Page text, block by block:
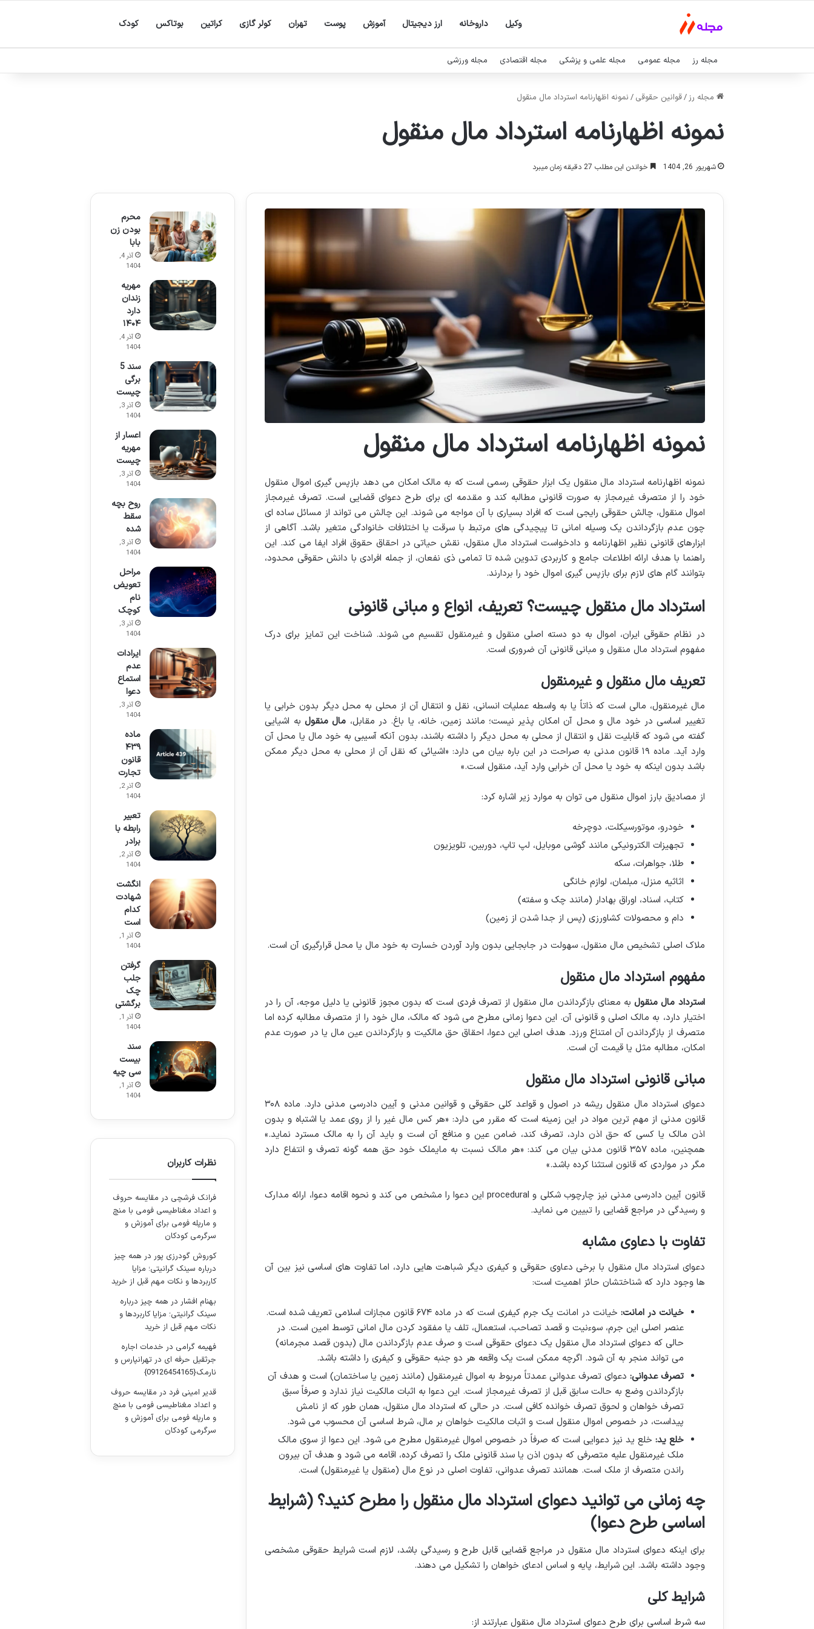
وکیل داروخانه ارز دیجیتال آموزش پوست تهران کولر گازی کراتین بوتاکس کودک
مجله رز مجله عمومی مجله علمی و پزشکی مجله اقتصادی مجله ورزشی
مجله رز/قوانین حقوقی / نمونه اظهارنامه استرداد مال منقول
نمونه اظهارنامه استرداد مال منقول
شهریور 26, 1404 خواندن این مطلب 27 دقیقه زمان میبرد
نمونه اظهارنامه استرداد مال منقول
نمونه اظهارنامه استرداد مال منقول یک ابزار حقوقی رسمی است که به مالک امکان می دهد بازپس گیری اموال منقول
خود را از متصرف غیرمجاز به صورت قانونی مطالبه کند و مقدمه ای برای طرح دعوای قضایی است. تصرف غیرمجاز
اموال منقول، چالش حقوقی رایجی است که افراد بسیاری با آن مواجه می شوند. این چالش می تواند از مسائل ساده ای
چون عدم بازگرداندن یک وسیله امانی تا پیچیدگی های مرتبط با سرقت یا اختلافات خانوادگی متغیر باشد. آگاهی از
ابزارهای قانونی نظیر اظهارنامه و دادخواست استرداد مال منقول، نقش حیاتی در احقاق حقوق افراد ایفا می کند. این
راهنما با هدف ارائه اطلاعات جامع و کاربردی تدوین شده تا تمامی ذی نفعان، از جمله افرادی با دانش حقوقی محدود،
بتوانند گام های لازم برای بازپس گیری اموال خود را بردارند.
استرداد مال منقول چیست؟ تعریف، انواع و مبانی قانونی
در نظام حقوقی ایران، اموال به دو دسته اصلی منقول و غیرمنقول تقسیم می شوند. شناخت این تمایز برای درک
مفهوم استرداد مال منقول و مبانی قانونی آن ضروری است.
تعریف مال منقول و غیرمنقول
مال غیرمنقول، مالی است که ذاتاً یا به واسطه عملیات انسانی، نقل و انتقال آن از محلی به محل دیگر بدون خرابی یا
تغییر اساسی در خود مال و محل آن امکان پذیر نیست؛ مانند زمین، خانه، یا باغ. در مقابل، مال منقول به اشیایی
گفته می شود که قابلیت نقل و انتقال از محلی به محل دیگر را داشته باشند، بدون آنکه آسیبی به خود مال یا محل آن
وارد آید. ماده ۱۹ قانون مدنی به صراحت در این باره بیان می دارد: «اشیائی که نقل آن از محلی به محل دیگر ممکن
باشد بدون اینکه به خود یا محل آن خرابی وارد آید، منقول است.»
از مصادیق بارز اموال منقول می توان به موارد زیر اشاره کرد:
خودرو، موتورسیکلت، دوچرخه
تجهیزات الکترونیکی مانند گوشی موبایل، لپ تاپ، دوربین، تلویزیون
طلا، جواهرات، سکه
اثاثیه منزل، مبلمان، لوازم خانگی
کتاب، اسناد، اوراق بهادار (مانند چک و سفته)
دام و محصولات کشاورزی (پس از جدا شدن از زمین)
ملاک اصلی تشخیص مال منقول، سهولت در جابجایی بدون وارد آوردن خسارت به خود مال یا محل قرارگیری آن است.
مفهوم استرداد مال منقول
استرداد مال منقولبه معنای بازگرداندن مال منقول از تصرف فردی است که بدون مجوز قانونی یا دلیل موجه، آن را در
اختیار دارد، به مالک اصلی و قانونی آن. این دعوا زمانی مطرح می شود که مالک، مال خود را از متصرف مطالبه کرده اما
متصرف از بازگرداندن آن امتناع ورزد. هدف اصلی این دعوا، احقاق حق مالکیت و بازگرداندن عین مال یا در صورت عدم
امکان، مطالبه مثل یا قیمت آن است.
مبانی قانونی استرداد مال منقول
دعوای استرداد مال منقول ریشه در اصول و قواعد کلی حقوقی و قوانین مدنی و آیین دادرسی مدنی دارد. ماده ۳۰۸
قانون مدنی از مهم ترین مواد در این زمینه است که مقرر می دارد: «هر کس مال غیر را از روی عمد یا اشتباه و بدون
اذن مالک یا کسی که حق اذن دارد، تصرف کند، ضامن عین و منافع آن است و باید آن را به مالک مسترد نماید.»
همچنین، ماده ۳۵۷ قانون مدنی بیان می کند: «هر مالک نسبت به مایملک خود حق همه گونه تصرف و انتفاع دارد
مگر در مواردی که قانون استثنا کرده باشد.»
قانون آیین دادرسی مدنی نیز چارچوب شکلی و procedural این دعوا را مشخص می کند و نحوه اقامه دعوا، ارائه مدارک
و رسیدگی در مراجع قضایی را تبیین می نماید.
تفاوت با دعاوی مشابه
دعوای استرداد مال منقول با برخی دعاوی حقوقی و کیفری دیگر شباهت هایی دارد، اما تفاوت های اساسی نیز بین آن
ها وجود دارد که شناختشان حائز اهمیت است:
خیانت در امانت:
خیانت در امانت یک جرم کیفری است که در ماده ۶۷۴ قانون مجازات اسلامی تعریف شده است.
عنصر اصلی این جرم، سوءنیت و قصد تصاحب، استعمال، تلف یا مفقود کردن مال امانی توسط امین است. در
حالی که دعوای استرداد مال منقول یک دعوای حقوقی است و صرف عدم بازگرداندن مال (بدون قصد مجرمانه)
می تواند منجر به آن شود. اگرچه ممکن است یک واقعه هر دو جنبه حقوقی و کیفری را داشته باشد.
تصرف عدوانی: دعوای تصرف عدوانی عمدتاً مربوط به اموال غیرمنقول (مانند زمین یا ساختمان) است و هدف آن
بازگرداندن وضع به حالت سابق قبل از تصرف غیرمجاز است. این دعوا به اثبات مالکیت نیاز ندارد و صرفاً سبق
تصرف خواهان و لحوق تصرف خوانده کافی است. در حالی که استرداد مال منقول، همان طور که از نامش
پیداست، در خصوص اموال منقول است و اثبات مالکیت خواهان بر مال، شرط اساسی آن محسوب می شود.
خلع ید: خلع ید نیز دعوایی است که صرفاً در خصوص اموال غیرمنقول مطرح می شود. این دعوا از سوی مالک
ملک غیرمنقول علیه متصرفی که بدون اذن یا سند قانونی ملک را تصرف کرده، اقامه می شود و هدف آن بیرون
راندن متصرف از ملک است. همانند تصرف عدوانی، تفاوت اصلی در نوع مال (منقول یا غیرمنقول) است.
چه زمانی می توانید دعوای استرداد مال منقول را مطرح کنید؟ (شرایط
اساسی طرح دعوا)
برای اینکه دعوای استرداد مال منقول در مراجع قضایی قابل طرح و رسیدگی باشد، لازم است شرایط حقوقی مشخصی
وجود داشته باشد. این شرایط، پایه و اساس ادعای خواهان را تشکیل می دهند.
شرایط کلی
سه شرط اساسی برای طرح دعوای استرداد مال منقول عبارتند از:
محرم
بودن زن
بابا
آذر 4,
1404
مهریه
زندان
دارد
۱۴۰۴
آذر 4,
1404
سند 5
برگی
چیست
آذر 3,
1404
اعسار از
مهریه
چیست
آذر 3,
1404
روح بچه
سقط
شده
آذر 3,
1404
مراحل
تعویض
نام
کوچک
آذر 3,
1404
ایرادات
عدم
استماع
دعوا
آذر 3,
1404
ماده
۴۳۹
قانون
تجارت
آذر 2,
1404
تعبیر
رابطه با
برادر
آذر 2,
1404
انگشت
شهادت
کدام
است
آذر 1,
1404
گرفتن
جلب
چک
برگشتی
آذر 1,
1404
سند
بیست
سی چیه
آذر 1,
1404
نظرات کاربران
فرانک فرشچی در مقایسه حروف
و اعداد مغناطیسی فومی با منچ
و مارپله فومی برای آموزش و
سرگرمی کودکان
کوروش گودرزی پوردر همه چیز
درباره سینک گرانیتی؛ مزایا
کاربردها و نکات مهم قبل از خرید
بهنام افشاردر همه چیز درباره
سینک گرانیتی؛ مزایا کاربردها و
نکات مهم قبل از خرید
فهیمه گرامی در خدمات اجاره
جرثقیل حرفه ای در تهرانپارس و
نارمک{09126454165}
قدیر امینی فرددر مقایسه حروف
و اعداد مغناطیسی فومی با منچ
و مارپله فومی برای آموزش و
سرگرمی کودکان